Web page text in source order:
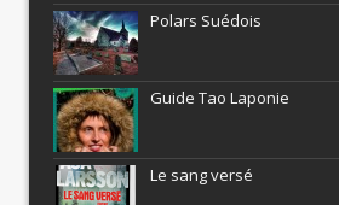
Polars Suédois
Guide Tao Laponie
Le sang versé